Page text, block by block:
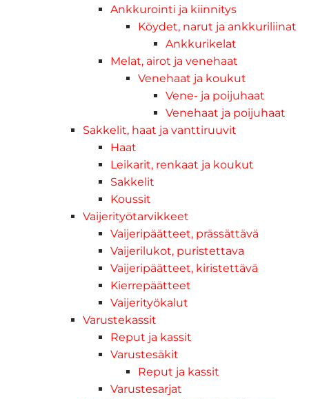
Ankkurointi ja kiinnitys
Köydet, narut ja ankkuriliinat
Ankkurikelat
Melat, airot ja venehaat
Venehaat ja koukut
Vene- ja poijuhaat
Venehaat ja poijuhaat
Sakkelit, haat ja vanttiruuvit
Haat
Leikarit, renkaat ja koukut
Sakkelit
Koussit
Vaijerityötarvikkeet
Vaijeripäätteet, prässättävä
Vaijerilukot, puristettava
Vaijeripäätteet, kiristettävä
Kierrepäätteet
Vaijerityökalut
Varustekassit
Reput ja kassit
Varustesäkit
Reput ja kassit
Varustesarjat